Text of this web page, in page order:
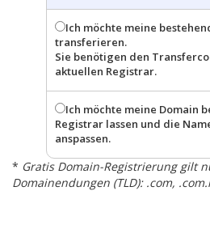
Ich möchte meine
transferieren.
Sie benötigen den
aktuellen Registrar.
Ich möchte meine Domain
Registrar lassen und die
anspassen.
* Gratis Domain-Registrierung gilt
Domainendungen (TLD): .com,